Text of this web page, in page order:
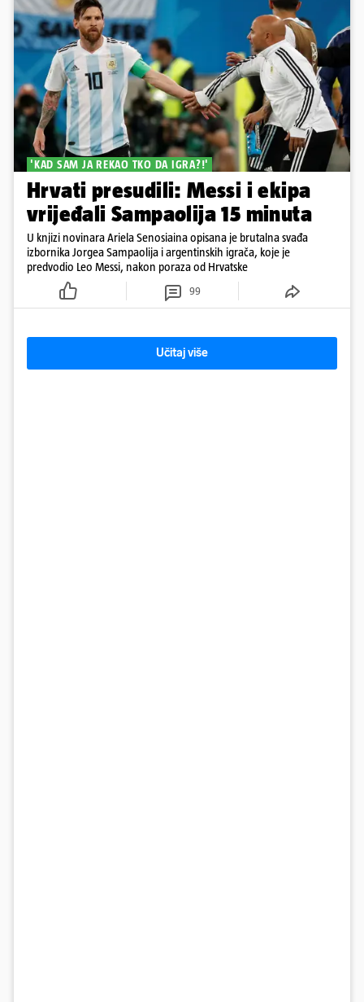
'KAD SAM JA REKAO TKO DA IGRA?!'
Hrvati presudili: Messi i ekipa
vrijeđali Sampaolija 15 minuta
U knjizi novinara Ariela Senosiaina opisana je brutalna svađa
izbornika Jorgea Sampaolija i argentinskih igrača, koje je
predvodio Leo Messi, nakon poraza od Hrvatske
99
Učitaj više